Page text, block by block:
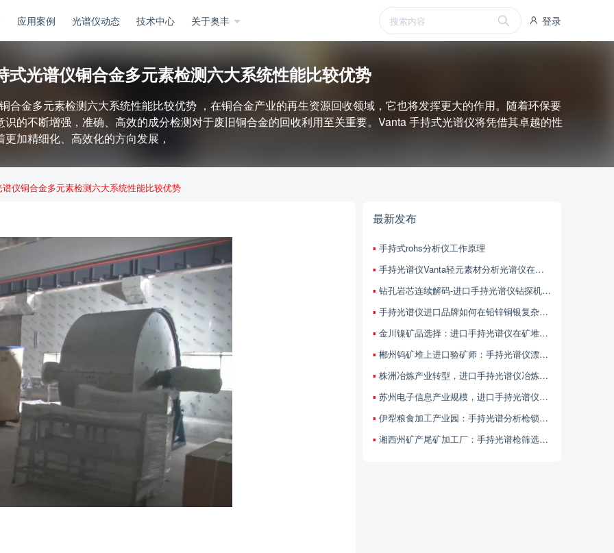
登录
应用案例 光谱仪动态 技术中心 关于奥丰
式光谱仪铜合金多元素检测六大系统性能比较优势
合金多元素检测六大系统性能比较优势 ，在铜合金产业的再生资源回收领域，它也将发挥更大的作用。随着环保要
的不断增强，准确、高效的成分检测对于废旧铜合金的回收利用至关重要。Vanta 手持式光谱仪将凭借其卓越的性
加精细化、高效化的方向发展，
仪铜合金多元素检测六大系统性能比较优势
最新发布
手持式rohs分析仪工作原理
手持光谱仪Vanta轻元素材分析光谱仪在质废旧回收技术特点
钻孔岩芯连续解码-进口手持光谱仪钻探机台实时采集与矿化层位追踪
手持光谱仪进口品牌如何在铅锌铜银复杂共生矿石中现场解析元素组合与矿化类型？
金川镍矿品选择：进口手持光谱仪在矿堆上高低品位矿石迅速甄别
郴州钨矿堆上进口验矿师：手持光谱仪漂洋过海来专治“看着都差不多”矿石脸盲症
株洲冶炼产业转型，进口手持光谱仪冶炼废渣重金属快速评估？
苏州电子信息产业规模，进口手持光谱仪RoHS有害重金属快速筛查？
伊犁粮食加工产业园：手持光谱分析枪锁定磨辊合金钢治好面粉发黑金属污染顽疾
湘西州矿产尾矿加工厂：手持光谱枪筛选稀有矿质，让闲置尾砂变高值原料